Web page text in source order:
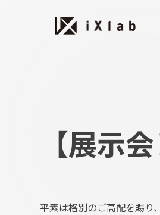
【展示
平素は格別のご高配を賜り